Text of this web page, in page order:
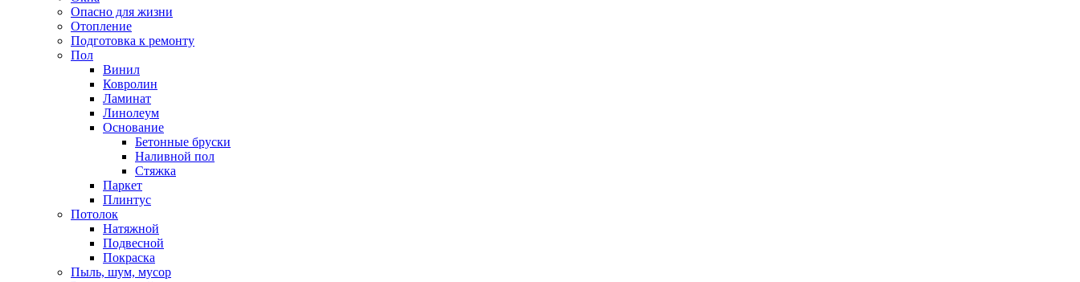
Опасно для жизни
Отопление
Подготовка к ремонту
Пол
Винил
Ковролин
Ламинат
Линолеум
Основание
Бетонные бруски
Наливной пол
Стяжка
Паркет
Плинтус
Потолок
Натяжной
Подвесной
Покраска
Пыль, шум, мусор